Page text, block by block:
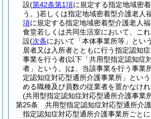
設(第42条第1項に規定する指定地域密
う。)若しくは指定地域密着型介護老人
項に規定する指定地域密着型介護老人
食堂若しくは共同生活室において、こ
設(次条において「本体事業所等」とい
居者又は入所者とともに行う指定認知
事業を行う者(以下「共用型指定認知症
者」という。)は、当該事業を行う事業
定認知症対応型通所介護事業所」とい
める職種及び員数の従業者を置かなけれ
(共用型指定認知症対応型通所介護事業
第25条
共用型指定認知症対応型通所介
指定認知症対応型通所介護事業所ごと